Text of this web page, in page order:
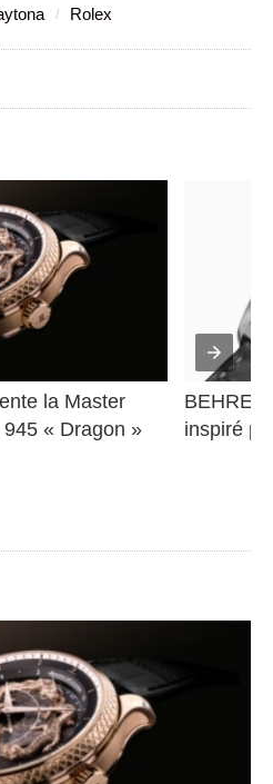
Rolex
la Master
« Dragon »
inspiré